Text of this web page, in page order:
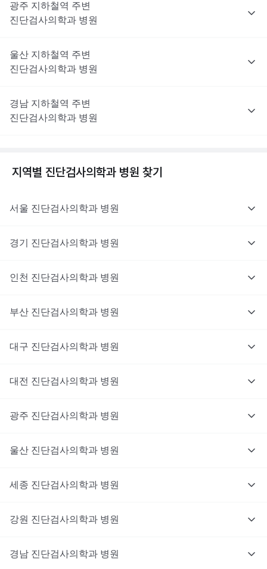
광주 지하철역 주변
진단검사의학과 병원
울산 지하철역 주변
진단검사의학과 병원
경남 지하철역 주변
진단검사의학과 병원
지역별 진단검사의학과 병원 찾기
서울 진단검사의학과 병원
경기 진단검사의학과 병원
인천 진단검사의학과 병원
부산 진단검사의학과 병원
대구 진단검사의학과 병원
대전 진단검사의학과 병원
광주 진단검사의학과 병원
울산 진단검사의학과 병원
세종 진단검사의학과 병원
강원 진단검사의학과 병원
경남 진단검사의학과 병원